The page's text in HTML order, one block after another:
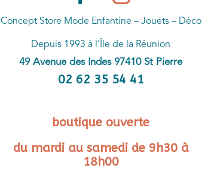
Concept Store Mode Enfantine – Jouets – Déco
Depuis 1993 à l’Île de la Réunion
49 Avenue des Indes 97410 St Pierre
02 62 35 54 41
boutique ouverte
du mardi au samedi de 9h30 à
18h00